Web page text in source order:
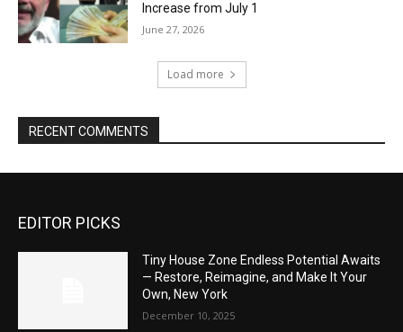
Increase from July 1
June 27, 2026
Load more
RECENT COMMENTS
EDITOR PICKS
Tiny House Zone Endless Potential Awaits
— Restore, Reimagine, and Make It Your
Own, New York
December 10, 2025